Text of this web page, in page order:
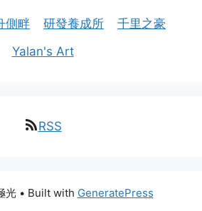
側畔 研發養成所
千里之豪
Yalan's Art
RSS
光• Built with GeneratePress